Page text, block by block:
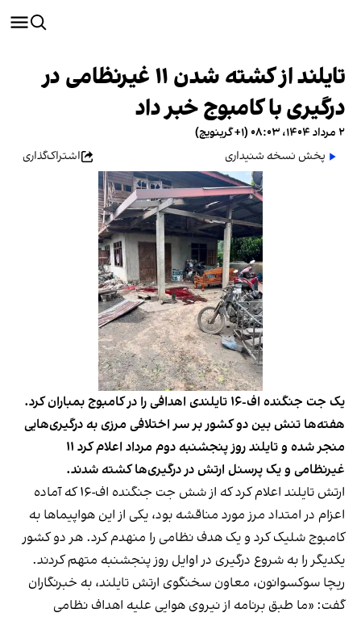
تایلند از کشته شدن ۱۱ غیرنظامی در
درگیری با کامبوج خبر داد
۲ مرداد ۱۴۰۴، ۰۸:۰۳ (‎+۱ گرینویچ)
پخش نسخه شنیداری
اشتراک‌گذاری
یک جت جنگنده اف-۱۶ تایلندی اهدافی را در کامبوج بمباران کرد.
هفته‌ها تنش بین دو کشور بر سر اختلافی مرزی به درگیری‌هایی
منجر شده و تایلند روز پنجشنبه دوم مرداد اعلام کرد ۱۱
غیرنظامی و یک پرسنل ارتش در درگیری‌ها کشته شدند.
ارتش تایلند اعلام کرد که از شش جت جنگنده اف-۱۶ که آماده
اعزام در امتداد مرز مورد مناقشه بود، یکی از این هواپیماها به
کامبوج شلیک کرد و یک هدف نظامی را منهدم کرد. هر دو کشور
یکدیگر را به شروع درگیری در اوایل روز پنجشنبه متهم کردند.
ریچا سوکسوانون، معاون سخنگوی ارتش تایلند، به خبرنگاران
گفت: «ما طبق برنامه از نیروی هوایی علیه اهداف نظامی